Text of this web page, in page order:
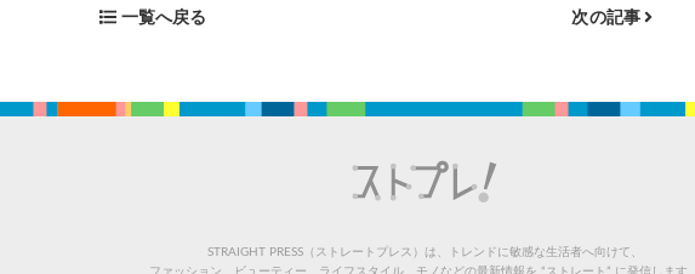
一覧へ戻る 次の記事
STRAIGHT PRESS（ストレートプレス）は、トレンドに敏感な生活者へ向けて、